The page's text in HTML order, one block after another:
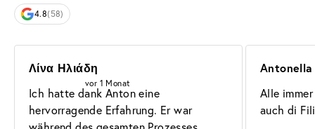
4.8(58)
Λίνα Ηλιάδη
vor 1 Monat
Ich hatte dank Anton eine
hervorragende Erfahrung. Er war
Alle
auch di